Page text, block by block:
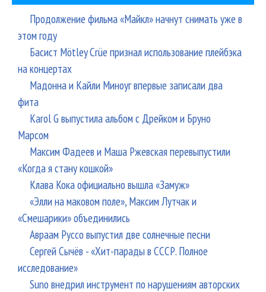
Продолжение фильма «Майкл» начнут снимать уже в
этом году
Басист Mötley Crüe признал использование плейбэка
на концертах
Мадонна и Кайли Миноуг впервые записали два
фита
Karol G выпустила альбом с Дрейком и Бруно
Марсом
Максим Фадеев и Маша Ржевская перевыпустили
«Когда я стану кошкой»
Клава Кока официально вышла «Замуж»
«Элли на маковом поле», Максим Лутчак и
«Смешарики» объединились
Авраам Руссо выпустил две солнечные песни
Сергей Сычёв - «Хит-парады в СССР. Полное
исследование»
Suno внедрил инструмент по нарушениям авторских